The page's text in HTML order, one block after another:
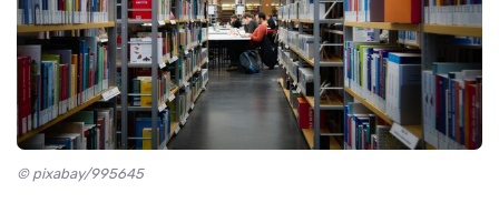
© pixabay/995645